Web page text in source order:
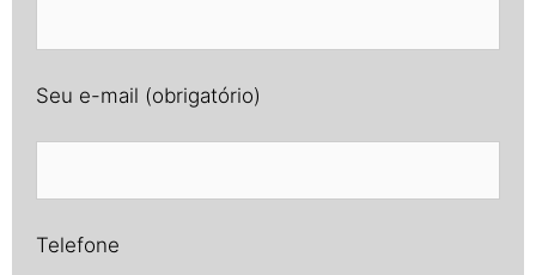
Seu e-mail (obrigatório)
Telefone